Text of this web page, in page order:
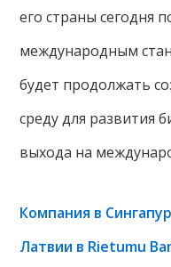
его страны сегодня
международным
будет продолжать
среду для развития
выхода на
Компания в
Латвии в Rietumu